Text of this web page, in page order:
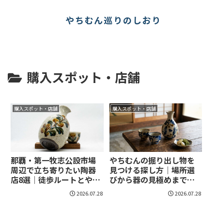
やちむん巡りのしおり
購入スポット・店舗
購入スポット・店舗
那覇・第一牧志公設市場
周辺で立ち寄りたい陶器
店8選｜徒歩ルートとやち
むんの選び方まで整理！
2026.07.28
購入スポット・店舗
やちむんの掘り出し物を
見つける探し方｜場所選
びから器の見極めまで実
2026.07.28